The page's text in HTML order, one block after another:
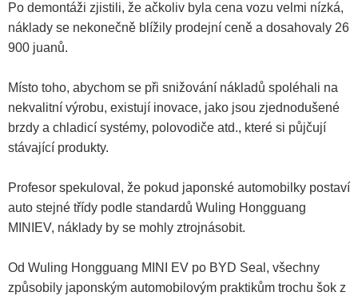
Po demontáži zjistili, že ačkoliv byla cena vozu velmi nízká,
náklady se nekonečně blížily prodejní ceně a dosahovaly 26
900 juanů.
Místo toho, abychom se při snižování nákladů spoléhali na
nekvalitní výrobu, existují inovace, jako jsou zjednodušené
brzdy a chladicí systémy, polovodiče atd., které si půjčují
stávající produkty.
Profesor spekuloval, že pokud japonské automobilky postaví
auto stejné třídy podle standardů Wuling Hongguang
MINIEV, náklady by se mohly ztrojnásobit.
Od Wuling Hongguang MINI EV po BYD Seal, všechny
způsobily japonským automobilovým praktikům trochu šok z